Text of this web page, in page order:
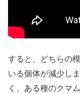
すると、どちらの
いる個体が減少し
く、ある種のクマ